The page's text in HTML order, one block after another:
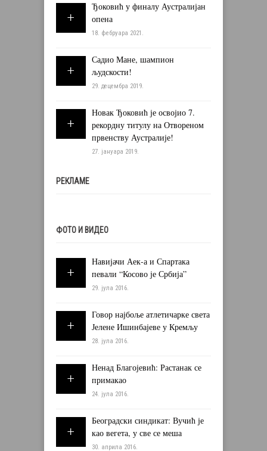
Ђоковић у финалу Аустралијан
опена
18. фебруара 2021.
Садио Мане, шампион
људскости!
29. децембра 2019.
Новак Ђоковић је освојио 7.
рекордну титулу на Отвореном
првенству Аустралије!
27. јануара 2019.
РЕКЛАМЕ
ФОТО И ВИДЕО
Навијачи Аек-а и Спартака
певали “Косово је Србија”
29. јула 2016.
Говор најбоље атлетичарке света
Јелене Ишинбајеве у Кремљу
28. јула 2016.
Ненад Благојевић: Растанак се
примакао
24. јула 2016.
Београдски синдикат: Вучић је
као вегета, у све се меша
30. априла 2016.